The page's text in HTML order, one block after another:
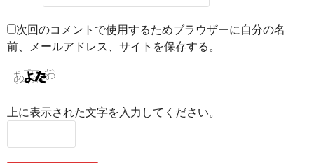
次回のコメントで使用するためブラウザーに自分の名
前、メールアドレス、サイトを保存する。
上に表示された文字を入力してください。